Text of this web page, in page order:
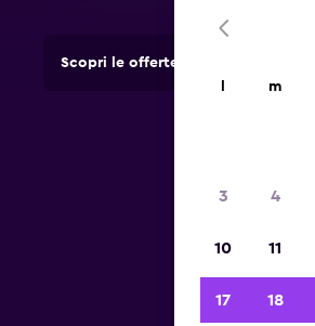
Scopri le offerte di agenzie di
m
3 4
10 11
17 18